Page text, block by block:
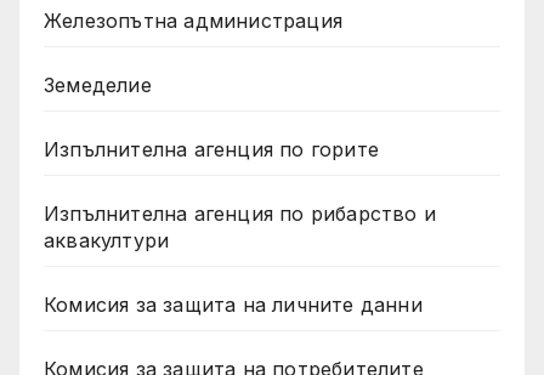
Железопътна администрация
Земеделие
Изпълнителна агенция по горите
Изпълнителна агенция по рибарство и
аквакултури
Комисия за защита на личните данни
Комисия за защита на потребителите